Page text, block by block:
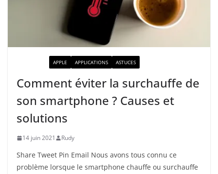
APPLE APPLICATIONS ASTUCES
Comment éviter la surchauffe de
son smartphone ? Causes et
solutions
14 juin 2021 Rudy
Share Tweet Pin Email Nous avons tous connu ce
problème lorsque le smartphone chauffe ou surchauffe